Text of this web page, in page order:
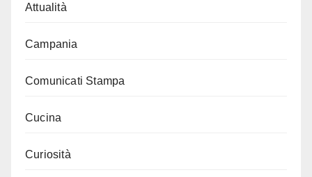
Attualità
Campania
Comunicati Stampa
Cucina
Curiosità